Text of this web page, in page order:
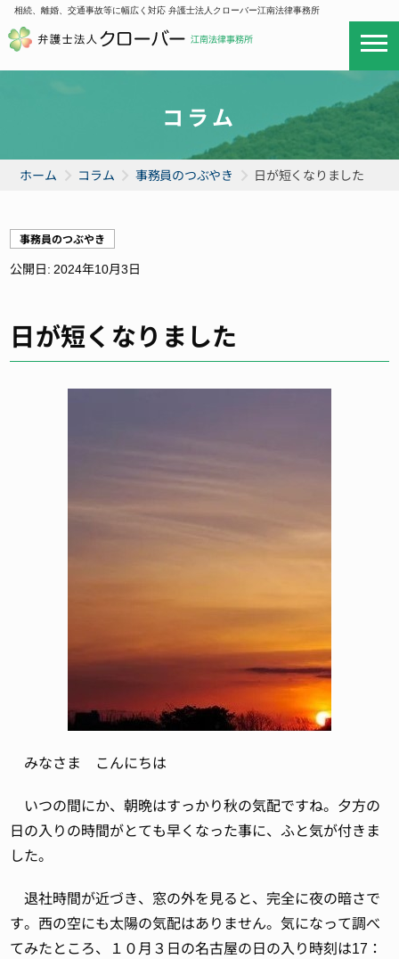
相続、離婚、交通事故等に幅広く対応 弁護士法人クローバー江南法律事務所
コラム
ホーム コラム 事務員のつぶやき 日が短くなりました
事務員のつぶやき
公開日:2024年10月3日
日が短くなりました
みなさま こんにちは
いつの間にか、朝晩はすっかり秋の気配ですね。夕方の
日の入りの時間がとても早くなった事に、ふと気が付きま
した。
退社時間が近づき、窓の外を見ると、完全に夜の暗さで
す。西の空にも太陽の気配はありません。気になって調べ
てみたところ、１０月３日の名古屋の日の入り時刻は17：